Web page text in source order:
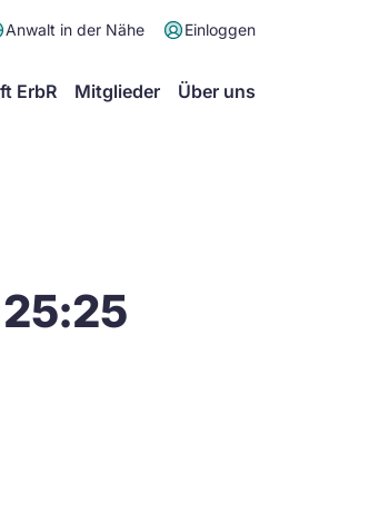
Anwalt in der Nähe Einloggen
ErbR Mitglieder Über uns